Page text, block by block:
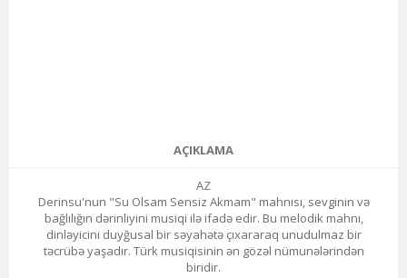
AÇIKLAMA
AZ
Derinsu'nun "Su Olsam Sensiz Akmam" mahnısı, sevginin və
bağlılığın dərinliyini musiqi ilə ifadə edir. Bu melodik mahnı,
dinləyicini duyğusal bir səyahətə çıxararaq unudulmaz bir
təcrübə yaşadır. Türk musiqisinin ən gözəl nümunələrindən
biridir.